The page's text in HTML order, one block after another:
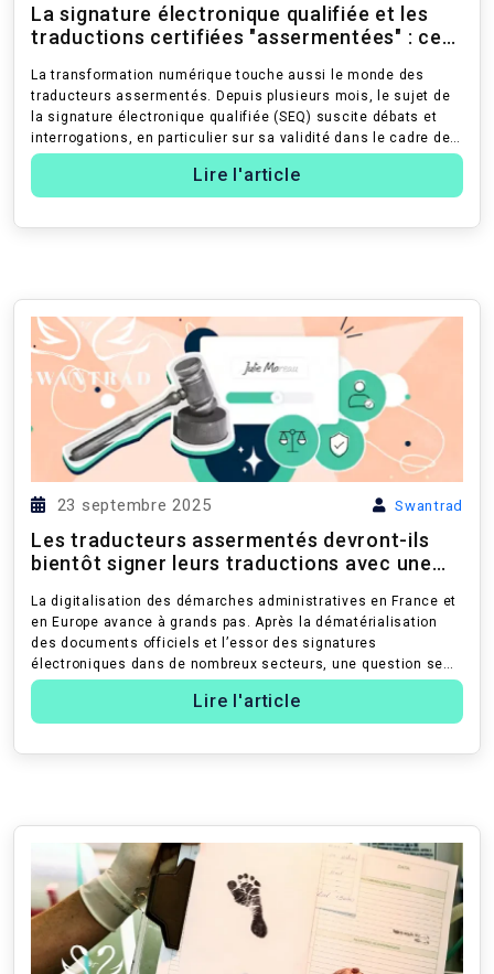
La signature électronique qualifiée et les
traductions certifiées "assermentées" : ce
La transformation numérique touche aussi le monde des
traducteurs assermentés. Depuis plusieurs mois, le sujet de
la signature électronique qualifiée (SEQ) suscite débats et
interrogations, en particulier sur sa validité dans le cadre des
traducti...
Lire l'article
23 septembre 2025 Swantrad
Les traducteurs assermentés devront-ils
bientôt signer leurs traductions avec une
La digitalisation des démarches administratives en France et
en Europe avance à grands pas. Après la dématérialisation
des documents officiels et l’essor des signatures
électroniques dans de nombreux secteurs, une question se
pose désormais : les ...
Lire l'article